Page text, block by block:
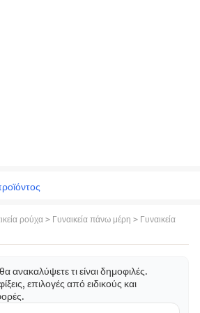
ρούχα > Γυναικεία πάνω μέρη > Γυναικεία
ανακαλύψετε τι είναι δημοφιλές.
επιλογές από ειδικούς και